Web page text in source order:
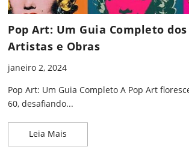
Pop Art: Um Guia Completo
Artistas e Obras
janeiro 2, 2024
Pop Art: Um Guia Completo A Pop Art
60, desafiando...
Leia Mais